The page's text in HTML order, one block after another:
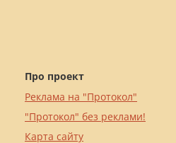
Про проект
Реклама на "Протокол"
"Протокол" без реклами!
Карта сайту